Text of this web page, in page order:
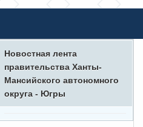
Новостная лента
правительства Ханты-
Мансийского автономного
округа - Югры